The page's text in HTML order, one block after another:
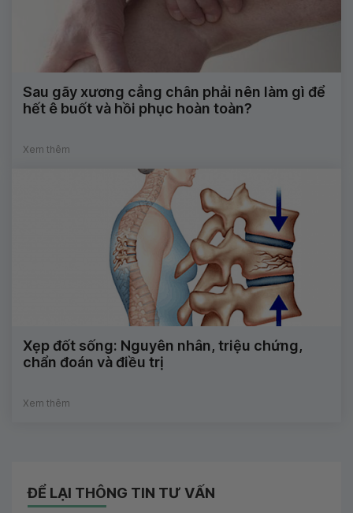
Sau gãy xương cẳng chân phải nên làm gì để
hết ê buốt và hồi phục hoàn toàn?
Xem thêm
Xẹp đốt sống: Nguyên nhân, triệu chứng,
chẩn đoán và điều trị
Xem thêm
ĐỂ LẠI THÔNG TIN TƯ VẤN